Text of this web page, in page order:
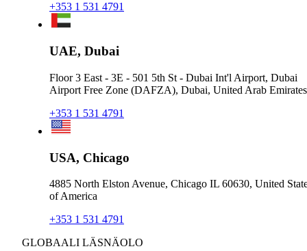
+353 1 531 4791
UAE, Dubai
Floor 3 East - 3E - 501 5th St - Dubai Int'l Airport, Dubai
Airport Free Zone (DAFZA), Dubai, United Arab Emirates
+353 1 531 4791
USA, Chicago
4885 North Elston Avenue, Chicago IL 60630, United
of America
+353 1 531 4791
GLOBAALI LÄSNÄOLO